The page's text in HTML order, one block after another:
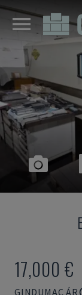
17,000 €
GINDUMAC ÁR